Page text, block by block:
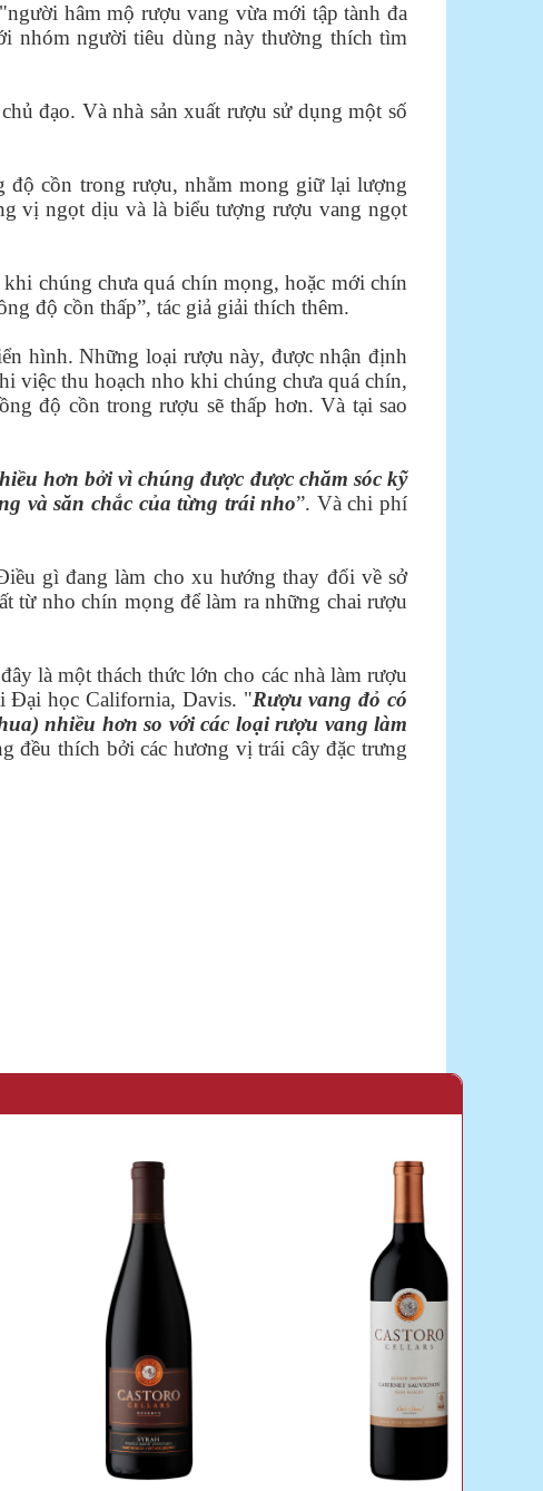
hâm mộ rượu vang vừa mới tập tành đa
nhóm người tiêu dùng này thường thích tìm
đạo. Và nhà sản xuất rượu sử dụng một số
độ cồn trong rượu, nhằm mong giữ lại lượng
vị ngọt dịu và là biểu tượng rượu vang ngọt
chúng chưa quá chín mọng, hoặc mới chín
độ cồn thấp”, tác giả giải thích thêm.
hình. Những loại rượu này, được nhận định
việc thu hoạch nho khi chúng chưa quá chín,
độ cồn trong rượu sẽ thấp hơn. Và tại sao
hơn bởi vì chúng được được chăm sóc kỹ
và săn chắc của từng trái nho”. Và chi phí
gì đang làm cho xu hướng thay đổi về sở
từ nho chín mọng để làm ra những chai rượu
là một thách thức lớn cho các nhà làm rượu
Đại học California, Davis. "Rượu vang đỏ có
nhiều hơn so với các loại rượu vang làm
đều thích bởi các hương vị trái cây đặc trưng